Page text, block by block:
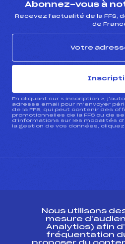
Abonnez-vous à
Recevez l’actualité de la FFS,
de
En cliquant sur « inscription »,
adresse email pour m’envoyer
de la FFS, qui peut contenir des
promotionnelles de la FFS ou de
d’informations sur les modalités
la gestion de vos données, cliquez
Ressources
Nous utilisons
mesure
Analytics) afin
fréquentation